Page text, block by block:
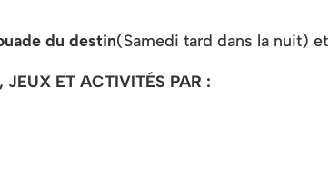
du destin(Samedi tard dans la nuit) et
JEUX ET ACTIVITÉS PAR :